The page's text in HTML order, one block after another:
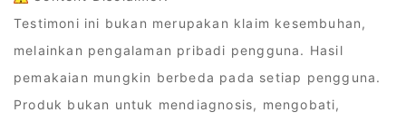
Testimoni ini bukan merupakan klaim kesembuhan,
melainkan pengalaman pribadi pengguna. Hasil
pemakaian mungkin berbeda pada setiap pengguna.
Produk bukan untuk mendiagnosis, mengobati,